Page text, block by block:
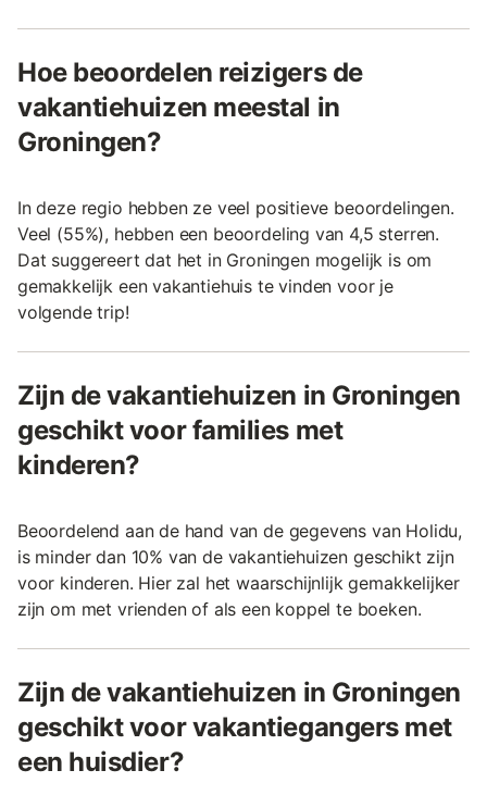
Hoe beoordelen reizigers de
vakantiehuizen meestal in
Groningen?
In deze regio hebben ze veel positieve beoordelingen.
Veel (55%), hebben een beoordeling van 4,5 sterren.
Dat suggereert dat het in Groningen mogelijk is om
gemakkelijk een vakantiehuis te vinden voor je
volgende trip!
Zijn de vakantiehuizen in Groningen
geschikt voor families met
kinderen?
Beoordelend aan de hand van de gegevens van Holidu,
is minder dan 10% van de vakantiehuizen geschikt zijn
voor kinderen. Hier zal het waarschijnlijk gemakkelijker
zijn om met vrienden of als een koppel te boeken.
Zijn de vakantiehuizen in Groningen
geschikt voor vakantiegangers met
een huisdier?